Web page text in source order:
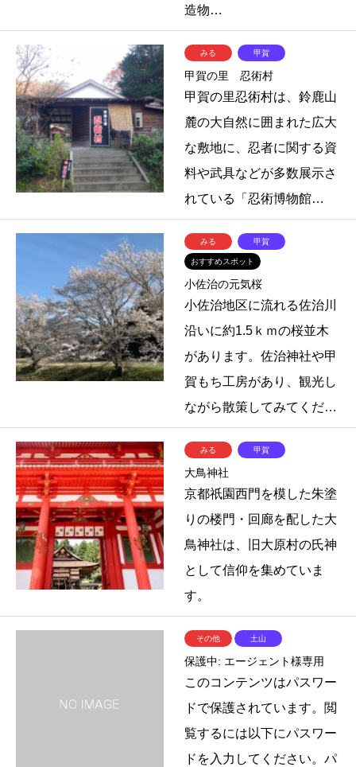
造物…
みる 甲賀
甲賀の里 忍術村
甲賀の里忍術村は、鈴鹿山
麓の大自然に囲まれた広大
な敷地に、忍者に関する資
料や武具などが多数展示さ
れている「忍術博物館…
みる 甲賀
おすすめスポット
小佐治の元気桜
小佐治地区に流れる佐治川
沿いに約1.5ｋｍの桜並木
があります。佐治神社や甲
賀もち工房があり、観光し
ながら散策してみてくだ…
みる 甲賀
大鳥神社
京都祇園西門を模した朱塗
りの楼門・回廊を配した大
鳥神社は、旧大原村の氏神
として信仰を集めていま
す。
その他 土山
保護中: エージェント様専用
このコンテンツはパスワー
ドで保護されています。閲
覧するには以下にパスワー
ドを入力してください。パ